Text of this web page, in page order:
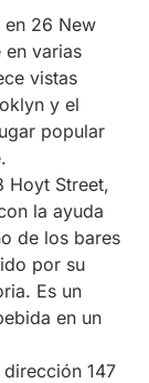
26 New
en varias
vistas
y el
popular
Hoyt Street,
la ayuda
de los bares
por su
Es un
en un
dirección 147